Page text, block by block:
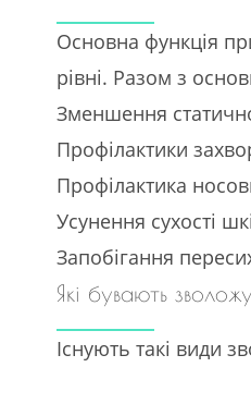
Основна функція
рівні. Разом з
Зменшення
Профілактики
Профілактика
Усунення сухості
Запобігання
Які бувають
Існують такі види